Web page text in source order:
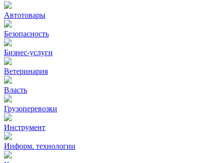
Автотовары
Безопасность
Бизнес-услуги
Ветеринария
Власть
Грузоперевозки
Инструмент
Информ. технологии